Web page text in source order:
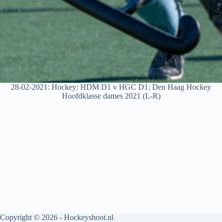
28-02-2021: Hockey: HDM D1 v HGC D1: Den Haag Hockey
Hoofdklasse dames 2021 (L-R)
Copyright © 2026 - Hockeyshoot.nl